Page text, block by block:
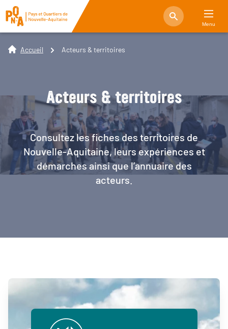
Menu
Accueil Acteurs & territoires
Acteurs & territoires
Consultez les fiches des territoires de
Nouvelle-Aquitaine, leurs expériences et
démarches ainsi que l’annuaire des
acteurs.